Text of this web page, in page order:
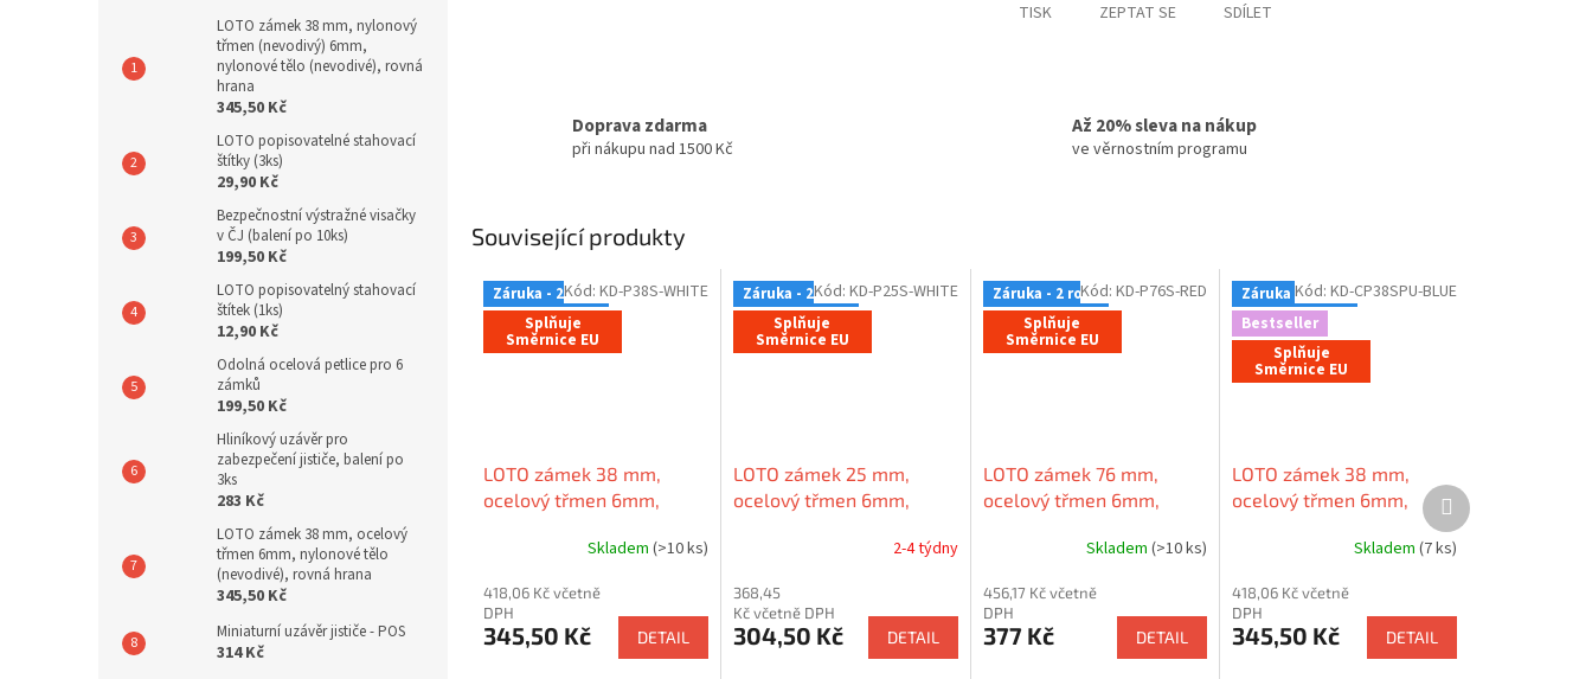
LOTO zámek 38 mm, nylonový
třmen (nevodivý) 6mm,
nylonové tělo (nevodivé), rovná
hrana
345,50 Kč
LOTO popisovatelné stahovací
štítky (3ks)
29,90 Kč
Bezpečnostní výstražné visačky
v ČJ (balení po 10ks)
199,50 Kč
LOTO popisovatelný stahovací
štítek (1ks)
12,90 Kč
Odolná ocelová petlice pro 6
zámků
199,50 Kč
Hliníkový uzávěr pro
zabezpečení jističe, balení po
3ks
283 Kč
LOTO zámek 38 mm, ocelový
třmen 6mm, nylonové tělo
(nevodivé), rovná hrana
345,50 Kč
Miniaturní uzávěr jističe - POS
314 Kč
TISK ZEPTAT SE SDÍLET
Doprava zdarma
při nákupu nad 1500 Kč
Až 20% sleva na nákup
ve věrnostním programu
Související produkty
Záruka - 2 roky
Splňuje
Směrnice EU
LOTO zámek 38 mm,
ocelový třmen 6mm,
Skladem (>10 ks)
418,06 Kč včetně
DPH
345,50 Kč DETAIL
Kód: KD-P38S-WHITE
Záruka - 2 roky
Splňuje
Směrnice EU
LOTO zámek 25 mm,
ocelový třmen 6mm,
2-4 týdny
368,45
Kč včetně DPH
304,50 Kč DETAIL
Kód: KD-P25S-WHITE
Záruka - 2 roky
Splňuje
Směrnice EU
LOTO zámek 76 mm,
ocelový třmen 6mm,
Skladem(>10 ks)
456,17 Kč včetně
DPH
377 Kč DETAIL
Kód:KD-P76S-RED
Záruka - 2 roky
Bestseller
Splňuje
Směrnice EU
LOTO zámek 38 mm,
ocelový třmen 6mm,
nylonové tělo (nevodivé),
Skladem (7 ks)
418,06 Kč včetně
DPH
345,50 Kč DETAIL
Kód: KD-CP38SPU-BLUE
Další
produkt